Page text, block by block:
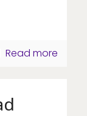
Read more